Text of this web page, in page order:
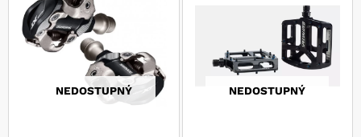
NEDOSTUPNÝ NEDOSTUPNÝ